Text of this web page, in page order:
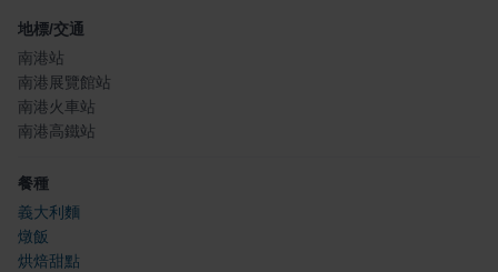
地標/交通
南港站
南港展覽館站
南港火車站
南港高鐵站
餐種
義大利麵
燉飯
烘焙甜點